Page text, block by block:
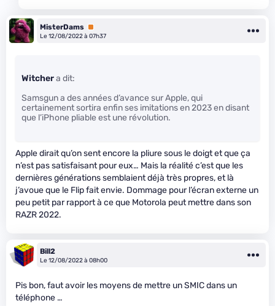
MisterDams Premium
Le 12/08/2022 à 07h37
Witchera dit:
Samsgun a des années d’avance sur Apple, qui
certainement sortira enfin ses imitations en 2023 en disant
que l’iPhone pliable est une révolution.
Apple dirait qu’on sent encore la pliure sous le doigt et que ça
n’est pas satisfaisant pour eux… Mais la réalité c’est que les
dernières générations semblaient déjà très propres, et là
j’avoue que le Flip fait envie. Dommage pour l’écran externe un
peu petit par rapport à ce que Motorola peut mettre dans son
RAZR 2022.
Bill2
Le 12/08/2022 à 08h00
Pis bon, faut avoir les moyens de mettre un SMIC dans un
téléphone …